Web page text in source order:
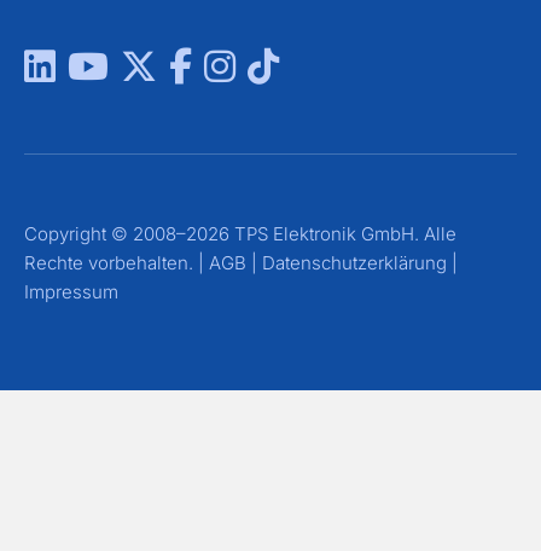
Copyright © 2008–2026 TPS Elektronik GmbH. Alle
Rechte vorbehalten. | AGB Datenschutzerklärung
Impressum